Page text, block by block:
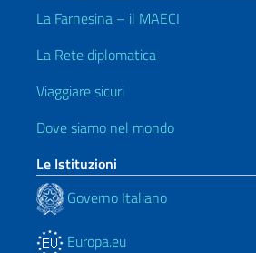
La Farnesina – il MAECI
La Rete diplomatica
Viaggiare sicuri
Dove siamo nel mondo
Le Istituzioni
Governo Italiano
Europa.eu